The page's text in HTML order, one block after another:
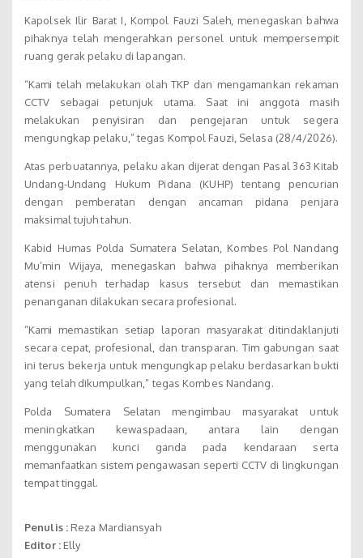
Kapolsek Ilir Barat I, Kompol Fauzi Saleh, menegaskan bahwa
pihaknya telah mengerahkan personel untuk mempersempit
ruang gerak pelaku di lapangan.
“Kami telah melakukan olah TKP dan mengamankan rekaman
CCTV sebagai petunjuk utama. Saat ini anggota masih
melakukan penyisiran dan pengejaran untuk segera
mengungkap pelaku,” tegas Kompol Fauzi, Selasa (28/4/2026).
Atas perbuatannya, pelaku akan dijerat dengan Pasal 363 Kitab
Undang-Undang Hukum Pidana (KUHP) tentang pencurian
dengan pemberatan dengan ancaman pidana penjara
maksimal tujuh tahun.
Kabid Humas Polda Sumatera Selatan, Kombes Pol Nandang
Mu’min Wijaya, menegaskan bahwa pihaknya memberikan
atensi penuh terhadap kasus tersebut dan memastikan
penanganan dilakukan secara profesional.
“Kami memastikan setiap laporan masyarakat ditindaklanjuti
secara cepat, profesional, dan transparan. Tim gabungan saat
ini terus bekerja untuk mengungkap pelaku berdasarkan bukti
yang telah dikumpulkan,” tegas Kombes Nandang.
Polda Sumatera Selatan mengimbau masyarakat untuk
meningkatkan kewaspadaan, antara lain dengan
menggunakan kunci ganda pada kendaraan serta
memanfaatkan sistem pengawasan seperti CCTV di lingkungan
tempat tinggal.
Penulis :Reza Mardiansyah
Editor :Elly